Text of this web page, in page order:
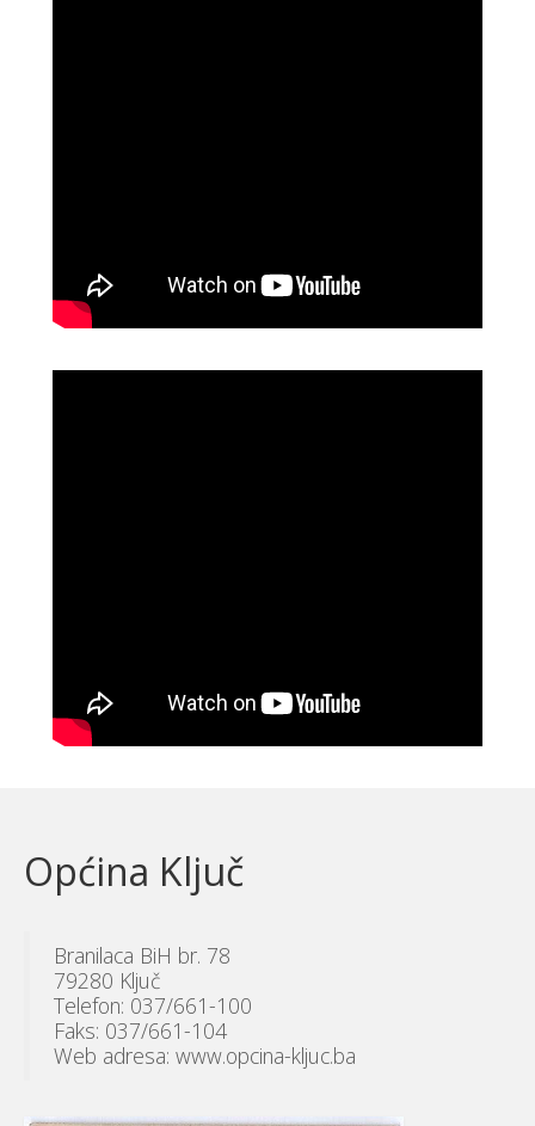
Općina Ključ
Branilaca BiH br. 78
79280 Ključ
Telefon: 037/661-100
Faks: 037/661-104
Web adresa: www.opcina-kljuc.ba